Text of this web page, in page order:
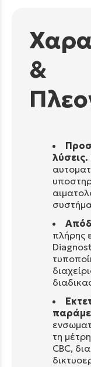
&
λύσεις.
πλήρης
τη
CBC,